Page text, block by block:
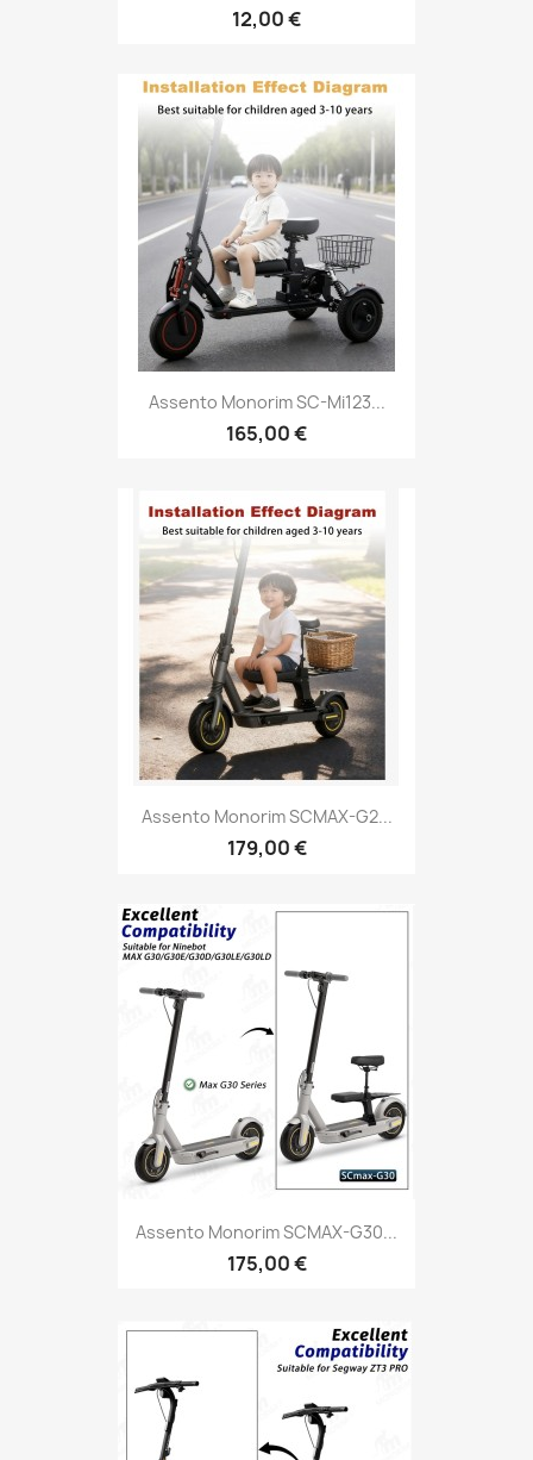
12,00 €
Assento Monorim SC-Mi123...
165,00 €
Assento Monorim SCMAX-G2...
179,00 €
Assento Monorim SCMAX-G30...
175,00 €